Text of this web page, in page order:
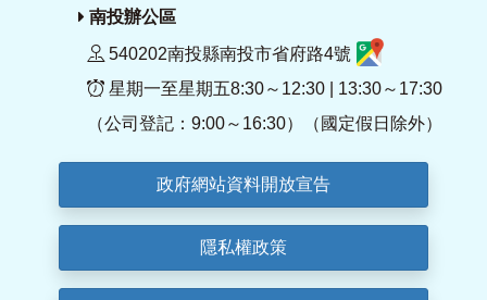
南投辦公區
540202南投縣南投市省府路4號
星期一至星期五8:30～12:30 | 13:30～17:30
（公司登記：9:00～16:30）（國定假日除外）
政府網站資料開放宣告
隱私權政策